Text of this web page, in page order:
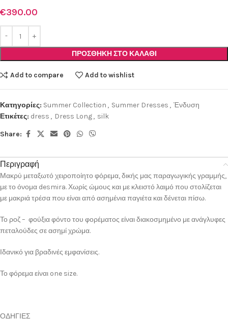
€390.00
ΠΡΟΣΘΉΚΗ ΣΤΟ ΚΑΛΆΘΙ
Add to compare Add to wishlist
Κατηγορίες: Summer Collection , Summer Dresses , Ένδυση
Ετικέτες: dress , Dress Long, silk
Share:
Περιγραφή
Μακρύ μεταξωτό χειροποίητο φόρεμα, δικής μας παραγωγικής γραμμής,
με το όνομα desmira. Χωρίς ώμους και με κλειστό λαιμό που στολίζεται
με μακριά τρέσα που είναι από ασημένια παγιέτα και δένεται πίσω.
Το ροζ – φούξια φόντο του φορέματος είναι διακοσμημένο με ανάγλυφες
πεταλούδες σε ασημί χρώμα.
Ιδανικό για βραδινές εμφανίσεις.
Το φόρεμα είναι one size.
ΟΔΗΓΙΕΣ